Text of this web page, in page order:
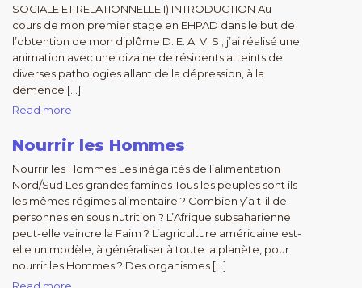
SOCIALE ET RELATIONNELLE I) INTRODUCTION Au
cours de mon premier stage en EHPAD dans le but de
l’obtention de mon diplôme D. E. A. V. S ; j’ai réalisé une
animation avec une dizaine de résidents atteints de
diverses pathologies allant de la dépression, à la
démence […]
Read more
Nourrir les Hommes
Nourrir les Hommes Les inégalités de l’alimentation
Nord/Sud Les grandes famines Tous les peuples sont ils
les mêmes régimes alimentaire ? Combien y’a t-il de
personnes en sous nutrition ? L’Afrique subsaharienne
peut-elle vaincre la Faim ? L’agriculture américaine est-
elle un modèle, à généraliser à toute la planète, pour
nourrir les Hommes ? Des organismes […]